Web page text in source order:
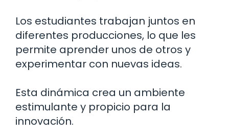
Los estudiantes trabajan juntos en
diferentes producciones, lo que les
permite aprender unos de otros y
experimentar con nuevas ideas.
Esta dinámica crea un ambiente
estimulante y propicio para la
innovación.